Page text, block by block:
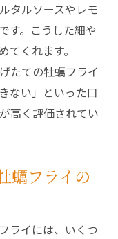
タルソースやレモ
す。こうした細や
くれます。
たての牡蠣フライ
ない」といった口
高く評価されてい
蠣フライの
ライには、いくつ